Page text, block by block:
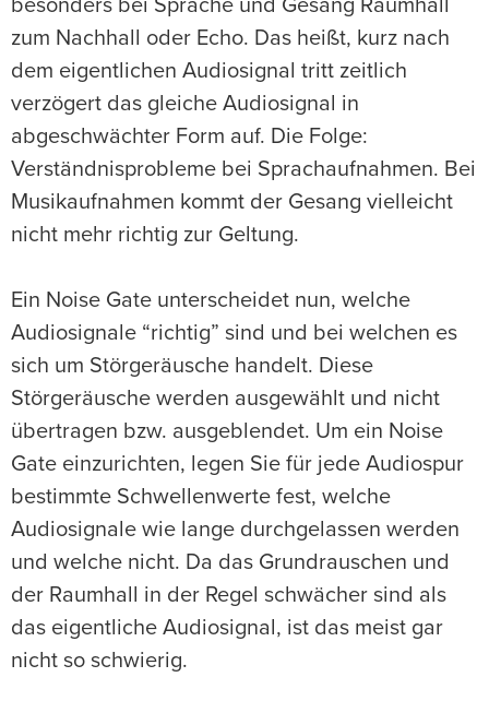
besonders bei Sprache und Gesang Raumhall
zum Nachhall oder Echo. Das heißt, kurz nach
dem eigentlichen Audiosignal tritt zeitlich
verzögert das gleiche Audiosignal in
abgeschwächter Form auf. Die Folge:
Verständnisprobleme bei Sprachaufnahmen. Bei
Musikaufnahmen kommt der Gesang vielleicht
nicht mehr richtig zur Geltung.
Ein Noise Gate unterscheidet nun, welche
Audiosignale “richtig” sind und bei welchen es
sich um Störgeräusche handelt. Diese
Störgeräusche werden ausgewählt und nicht
übertragen bzw. ausgeblendet. Um ein Noise
Gate einzurichten, legen Sie für jede Audiospur
bestimmte Schwellenwerte fest, welche
Audiosignale wie lange durchgelassen werden
und welche nicht. Da das Grundrauschen und
der Raumhall in der Regel schwächer sind als
das eigentliche Audiosignal, ist das meist gar
nicht so schwierig.